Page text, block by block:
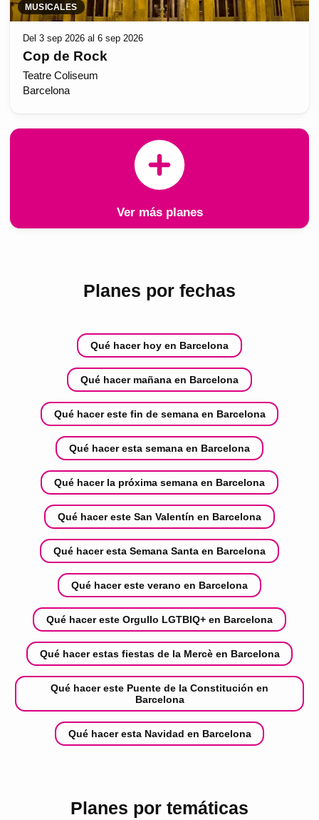
MUSICALES
Del 3 sep 2026 al 6 sep 2026
Cop de Rock
Teatre Coliseum
Barcelona
Ver más planes
Planes por fechas
Qué hacer hoy en Barcelona
Qué hacer mañana en Barcelona
Qué hacer este fin de semana en Barcelona
Qué hacer esta semana en Barcelona
Qué hacer la próxima semana en Barcelona
Qué hacer este San Valentín en Barcelona
Qué hacer esta Semana Santa en Barcelona
Qué hacer este verano en Barcelona
Qué hacer este Orgullo LGTBIQ+ en Barcelona
Qué hacer estas fiestas de la Mercè en Barcelona
Qué hacer este Puente de la Constitución en
Barcelona
Qué hacer esta Navidad en Barcelona
Planes por temáticas